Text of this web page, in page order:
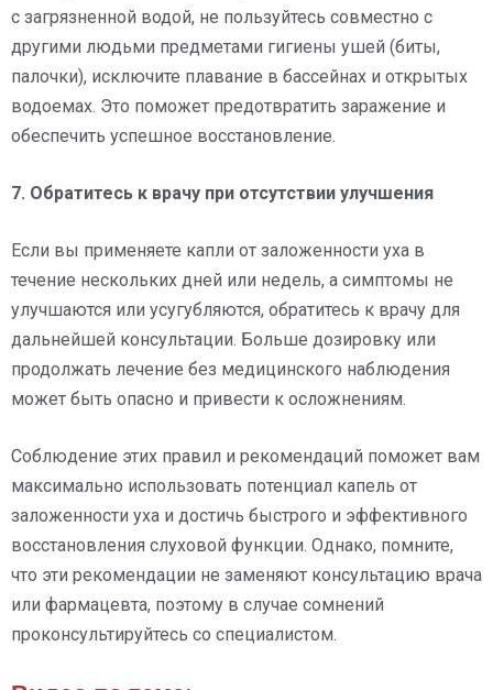
с загрязненной водой, не пользуйтесь совместно с
другими людьми предметами гигиены ушей (биты,
палочки), исключите плавание в бассейнах и открытых
водоемах. Это поможет предотвратить заражение и
обеспечить успешное восстановление.
7. Обратитесь к врачу при отсутствии улучшения
Если вы применяете капли от заложенности уха в
течение нескольких дней или недель, а симптомы не
улучшаются или усугубляются, обратитесь к врачу для
дальнейшей консультации. Больше дозировку или
продолжать лечение без медицинского наблюдения
может быть опасно и привести к осложнениям.
Соблюдение этих правил и рекомендаций поможет вам
максимально использовать потенциал капель от
заложенности уха и достичь быстрого и эффективного
восстановления слуховой функции. Однако, помните,
что эти рекомендации не заменяют консультацию врача
или фармацевта, поэтому в случае сомнений
проконсультируйтесь со специалистом.